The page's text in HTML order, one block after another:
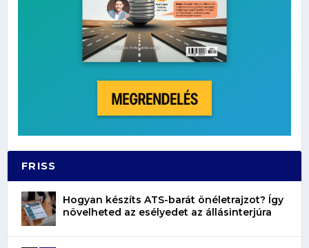
FRISS
Hogyan készíts ATS-barát önéletrajzot? Így
növelheted az esélyedet az állásinterjúra